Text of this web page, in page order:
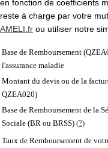
en fonction de coefficients
reste à charge par votre
AMELI.fr ou utiliser notre
Base de Remboursement
l'assurance maladie
Montant du devis ou de la
QZEA020)
Base de Remboursement de la
Sociale (BR ou BRSS) (?)
Taux de Remboursement de